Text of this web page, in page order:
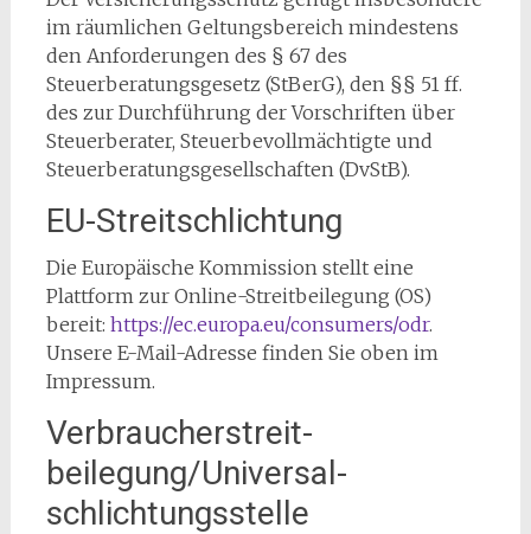
im räumlichen Geltungsbereich mindestens
den Anforderungen des § 67 des
Steuerberatungsgesetz (StBerG), den §§ 51 ff.
des zur Durchführung der Vorschriften über
Steuerberater, Steuerbevollmächtigte und
Steuerberatungsgesellschaften (DvStB).
EU-Streitschlichtung
Die Europäische Kommission stellt eine
Plattform zur Online-Streitbeilegung (OS)
bereit: https://ec.europa.eu/consumers/odr.
Unsere E-Mail-Adresse finden Sie oben im
Impressum.
Verbraucher­streit­
beilegung/Universal­
schlichtungs­stelle